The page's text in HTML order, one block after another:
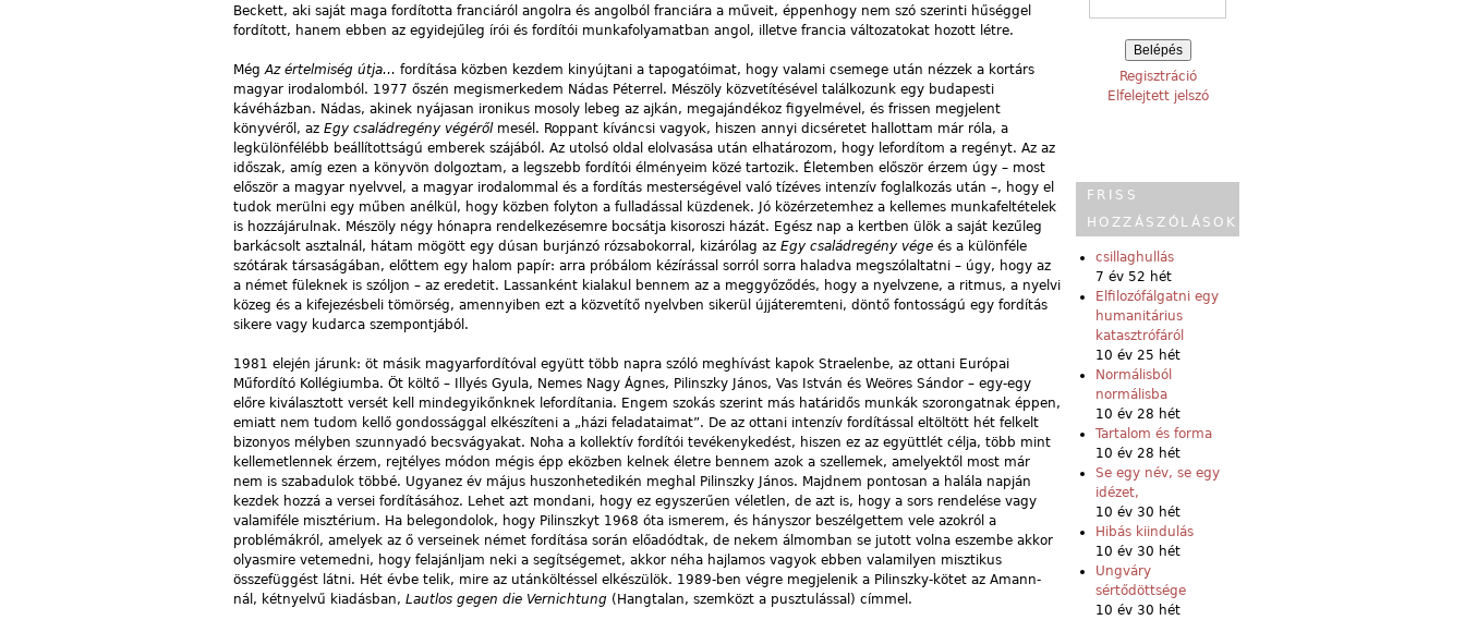
Beckett, aki saját maga fordította franciáról angolra és angolból franciára a műveit, éppenhogy nem szó szerinti hűséggel
fordított, hanem ebben az egyidejűleg írói és fordítói munkafolyamatban angol, illetve francia változatokat hozott létre.
Még Az értelmiség útja… fordítása közben kezdem kinyújtani a tapogatóimat, hogy valami csemege után nézzek a kortárs
magyar irodalomból. 1977 őszén megismerkedem Nádas Péterrel. Mészöly közvetítésével találkozunk egy budapesti
kávéházban. Nádas, akinek nyájasan ironikus mosoly lebeg az ajkán, megajándékoz figyelmével, és frissen megjelent
könyvéről, az Egy családregény végéről mesél. Roppant kíváncsi vagyok, hiszen annyi dicséretet hallottam már róla, a
legkülönfélébb beállítottságú emberek szájából. Az utolsó oldal elolvasása után elhatározom, hogy lefordítom a regényt. Az az
időszak, amíg ezen a könyvön dolgoztam, a legszebb fordítói élményeim közé tartozik. Életemben először érzem úgy – most
először a magyar nyelvvel, a magyar irodalommal és a fordítás mesterségével való tízéves intenzív foglalkozás után –, hogy el
tudok merülni egy műben anélkül, hogy közben folyton a fulladással küzdenek. Jó közérzetemhez a kellemes munkafeltételek
is hozzájárulnak. Mészöly négy hónapra rendelkezésemre bocsátja kisoroszi házát. Egész nap a kertben ülök a saját kezűleg
barkácsolt asztalnál, hátam mögött egy dúsan burjánzó rózsabokorral, kizárólag az Egy családregény vége és a különféle
szótárak társaságában, előttem egy halom papír: arra próbálom kézírással sorról sorra haladva megszólaltatni – úgy, hogy az
a német füleknek is szóljon – az eredetit. Lassanként kialakul bennem az a meggyőződés, hogy a nyelvzene, a ritmus, a nyelvi
közeg és a kifejezésbeli tömörség, amennyiben ezt a közvetítő nyelvben sikerül újjáteremteni, döntő fontosságú egy fordítás
sikere vagy kudarca szempontjából.
1981 elején járunk: öt másik magyarfordítóval együtt több napra szóló meghívást kapok Straelenbe, az ottani Európai
Műfordító Kollégiumba. Öt költő – Illyés Gyula, Nemes Nagy Ágnes, Pilinszky János, Vas István és Weöres Sándor – egy-egy
előre kiválasztott versét kell mindegyikőnknek lefordítania. Engem szokás szerint más határidős munkák szorongatnak éppen,
emiatt nem tudom kellő gondossággal elkészíteni a „házi feladataimat”. De az ottani intenzív fordítással eltöltött hét felkelt
bizonyos mélyben szunnyadó becsvágyakat. Noha a kollektív fordítói tevékenykedést, hiszen ez az együttlét célja, több mint
kellemetlennek érzem, rejtélyes módon mégis épp eközben kelnek életre bennem azok a szellemek, amelyektől most már
nem is szabadulok többé. Ugyanez év május huszonhetedikén meghal Pilinszky János. Majdnem pontosan a halála napján
kezdek hozzá a versei fordításához. Lehet azt mondani, hogy ez egyszerűen véletlen, de azt is, hogy a sors rendelése vagy
valamiféle misztérium. Ha belegondolok, hogy Pilinszkyt 1968 óta ismerem, és hányszor beszélgettem vele azokról a
problémákról, amelyek az ő verseinek német fordítása során előadódtak, de nekem álmomban se jutott volna eszembe akkor
olyasmire vetemedni, hogy felajánljam neki a segítségemet, akkor néha hajlamos vagyok ebben valamilyen misztikus
összefüggést látni. Hét évbe telik, mire az utánköltéssel elkészülök. 1989-ben végre megjelenik a Pilinszky-kötet az Amann-
nál, kétnyelvű kiadásban, Lautlos gegen die Vernichtung (Hangtalan, szemközt a pusztulással) címmel.
Regisztráció
Elfelejtett jelszó
FRISS
HOZZÁSZÓLÁSOK
csillaghullás
7 év 52 hét
Elfilozófálgatni egy
humanitárius
katasztrófáról
10 év 25 hét
Normálisból
normálisba
10 év 28 hét
Tartalom és forma
10 év 28 hét
Se egy név, se egy
idézet,
10 év 30 hét
Hibás kiindulás
10 év 30 hét
Ungváry
sértődöttsége
10 év 30 hét